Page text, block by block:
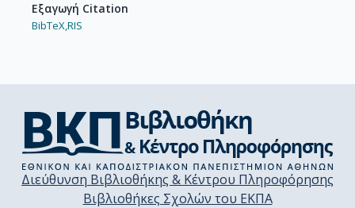
Εξαγωγή Citation
BibTeX,RIS
Διεύθυνση Βιβλιοθήκης & Κέντρου Πληροφόρησης
Βιβλιοθήκες Σχολών του ΕΚΠΑ